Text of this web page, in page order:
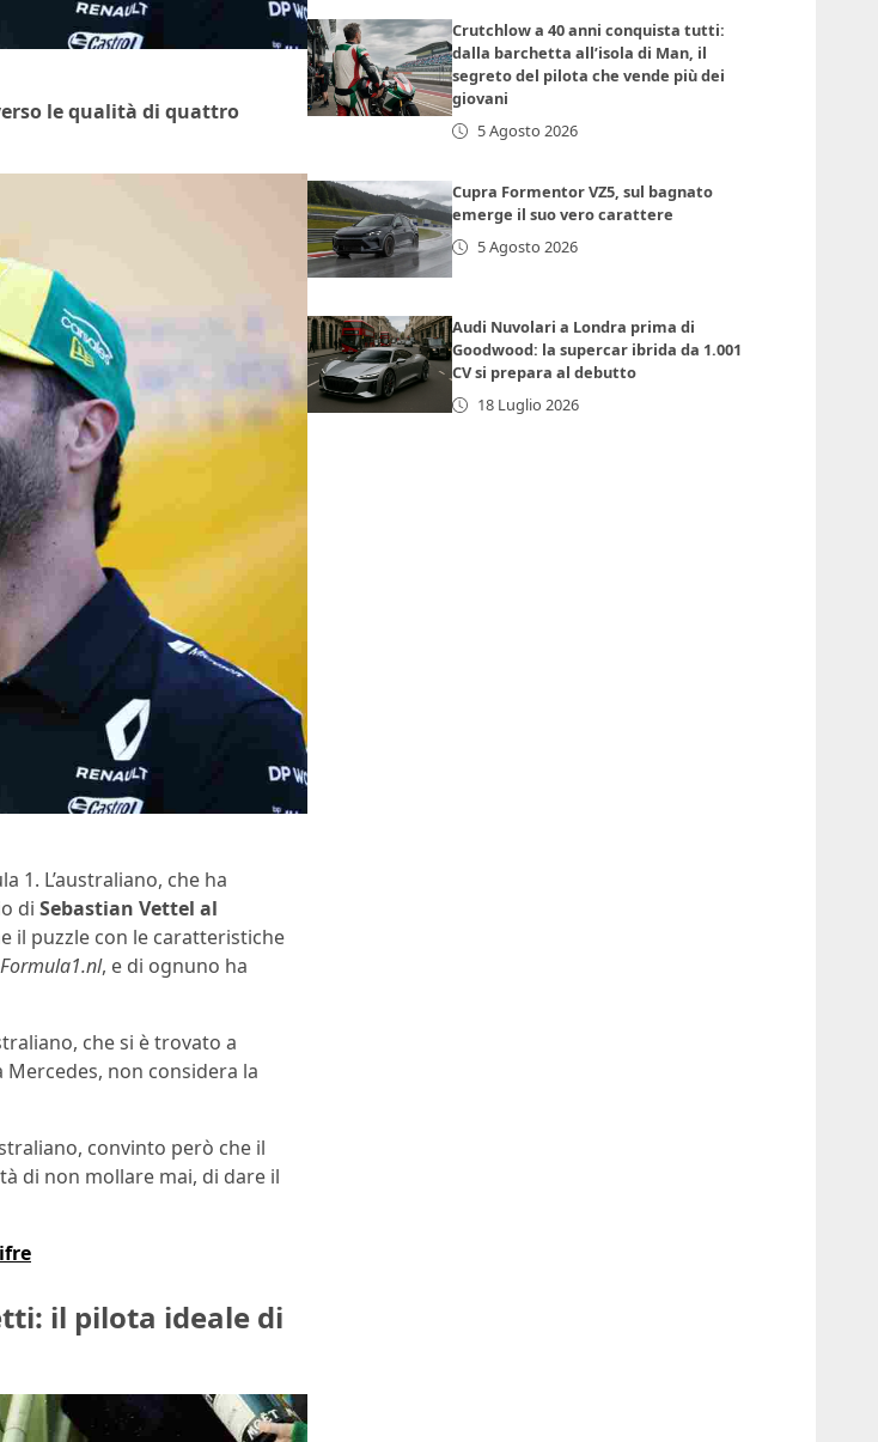
le qualità di quattro
1. L’australiano, che ha
di Sebastian Vettel al
il puzzle con le caratteristiche
Formula1.nl, e di ognuno ha
che si è trovato a
non considera la
convinto però che il
di non mollare mai, di dare il
il pilota ideale di
Crutchlow a 40 anni conquista tutti:
dalla barchetta all’isola di Man, il
segreto del pilota che vende più dei
giovani
5 Agosto 2026
Cupra Formentor VZ5, sul bagnato
emerge il suo vero carattere
5 Agosto 2026
Audi Nuvolari a Londra prima di
Goodwood: la supercar ibrida da 1.001
CV si prepara al debutto
18 Luglio 2026